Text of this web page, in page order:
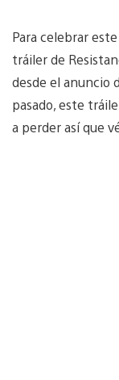
Para celebrar
tráiler de
desde el anuncio
pasado, este
a perder así que